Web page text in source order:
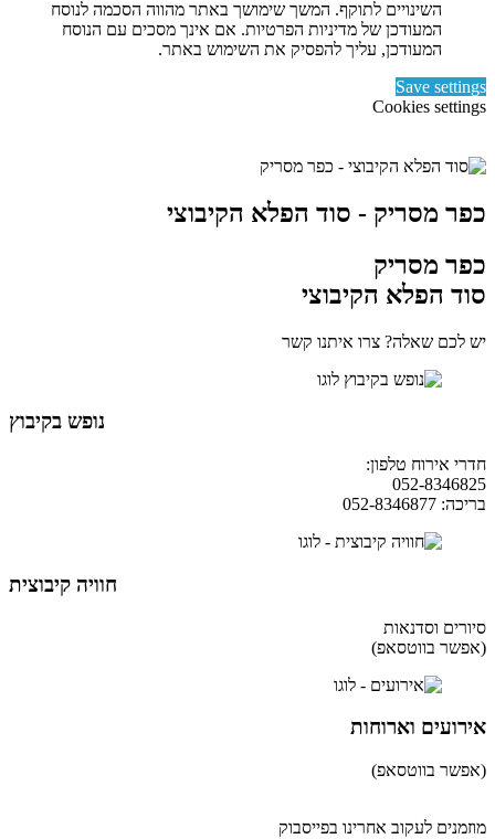
השינויים לתוקף. המשך שימושך באתר מהווה הסכמה לנוסח
המעודכן של מדיניות הפרטיות. אם אינך מסכים עם הנוסח
המעודכן, עליך להפסיק את השימוש באתר.
Save settings
Cookies settings
כפר מסריק - סוד הפלא הקיבוצי
כפר מסריק
סוד הפלא הקיבוצי
יש לכם שאלה? צרו איתנו קשר
נופש בקיבוץ
חדרי אירוח טלפון:
052-8346825
בריכה: 052-8346877
חוויה קיבוצית
סיורים וסדנאות
(אפשר בווטסאפ)
אירועים וארוחות
(אפשר בווטסאפ)
מוזמנים לעקוב אחרינו בפייסבוק